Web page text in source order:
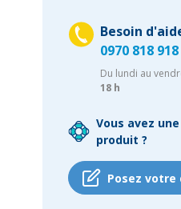
Besoin
0970 818 918
Du lundi au
18 h
Vous avez
produit ?
Posez